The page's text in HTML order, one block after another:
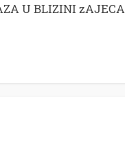
U BLIZINI